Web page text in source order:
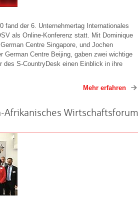
fand der 6. Unternehmertag Internationales
als Online-Konferenz statt. Mit Dominique
Centre Singapore, und Jochen
German Centre Beijing, gaben zwei wichtige
des S-CountryDesk einen Einblick in ihre
Mehr erfahren
Afrikanisches Wirtschaftsforum